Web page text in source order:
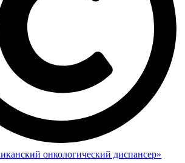
онкологический диспансер»